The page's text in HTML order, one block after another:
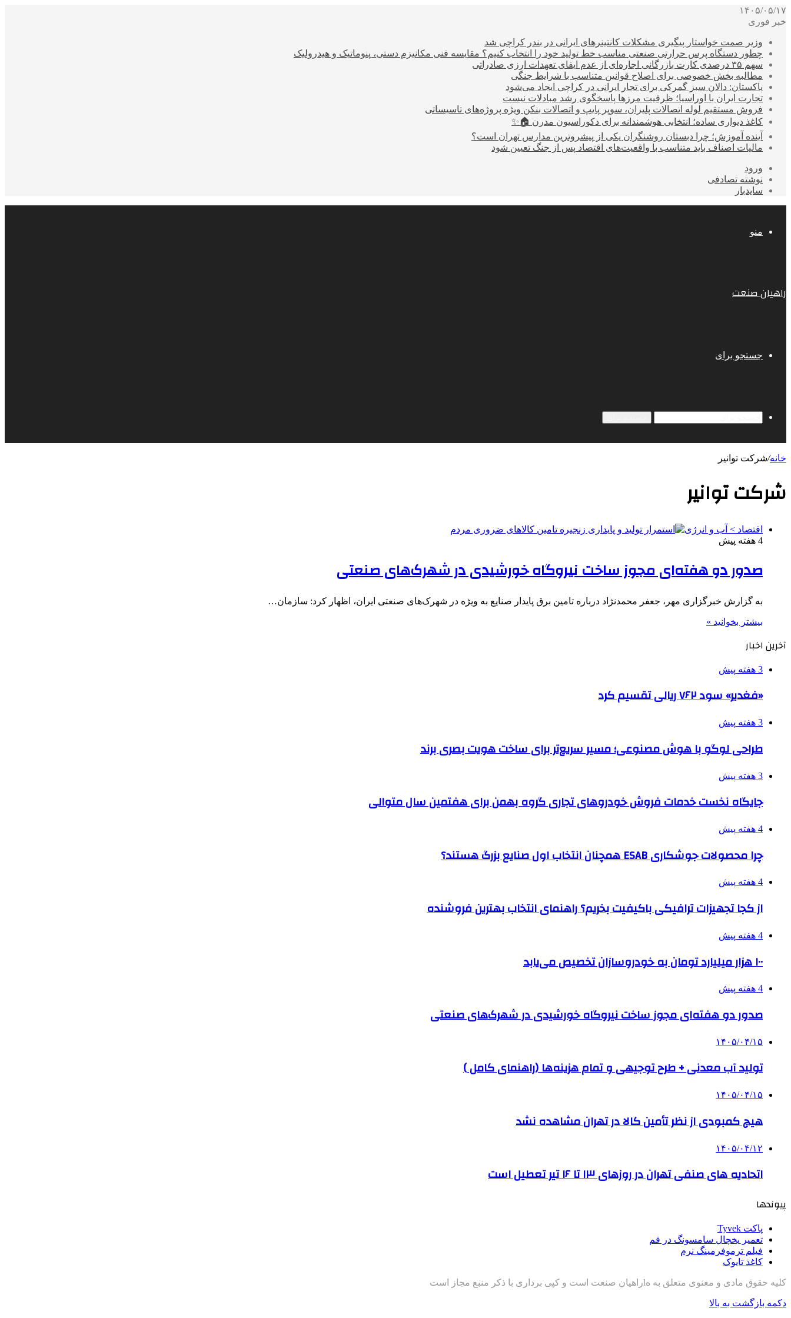
۱۴۰۵/۰۵/۱۷
خبر فوری
وزیر صمت خواستار پیگیری مشکلات کانتینرهای ایرانی در بندر کراچی شد
چطور دستگاه پرس حرارتی صنعتی مناسب خط تولید خود را انتخاب کنیم؟ مقایسه فنی مکانیزم دستی، پنوماتیک و هیدرولیک
سهم ۳۵ درصدی کارت بازرگانی اجاره‌ای از عدم ایفای تعهدات ارزی صادراتی
مطالبه بخش خصوصی برای اصلاح قوانین متناسب با شرایط جنگی
پاکستان: دالان سبز گمرکی برای تجار ایرانی در کراچی ایجاد می‌شود
تجارت ایران با اوراسیا؛ ظرفیت مرزها پاسخگوی رشد مبادلات نیست
فروش مستقیم لوله اتصالات پلیران، سوپر پایپ و اتصالات بنکن ویژه پروژه‌های تاسیساتی
کاغذ دیواری ساده؛ انتخابی هوشمندانه برای دکوراسیون مدرن 🏠✨
آینده آموزش؛ چرا دبستان روشنگران یکی از پیشروترین مدارس تهران است؟
مالیات اصناف باید متناسب با واقعیت‌های اقتصاد پس از جنگ تعیین شود
ورود
نوشته تصادفی
سایدبار
منو
راهیان صنعت
جستجو برای
خانه/شرکت توانیر
شرکت توانیر
اقتصاد > آب و انرژی
4 هفته پیش
صدور دو هفته‌ای مجوز ساخت نیروگاه خورشیدی در شهرک‌های صنعتی
به گزارش خبرگزاری مهر، جعفر محمدنژاد درباره تامین برق پایدار صنایع به ویژه در شهرک‌های صنعتی ایران، اظهار کرد: سازمان…
بیشتر بخوانید »
آخرین اخبار
3 هفته پیش
«فغدیر» سود ۷۶۲ ریالی تقسیم کرد
3 هفته پیش
طراحی لوگو با هوش مصنوعی؛ مسیر سریع‌تر برای ساخت هویت بصری برند
3 هفته پیش
جایگاه نخست خدمات فروش خودروهای تجاری گروه بهمن برای هفتمین سال متوالی
4 هفته پیش
چرا محصولات جوشکاری ESAB همچنان انتخاب اول صنایع بزرگ هستند؟
4 هفته پیش
از کجا تجهیزات ترافیکی باکیفیت بخریم؟ راهنمای انتخاب بهترین فروشنده
4 هفته پیش
۱۰۰ هزار میلیارد تومان به خودروسازان تخصیص می‌یابد
4 هفته پیش
صدور دو هفته‌ای مجوز ساخت نیروگاه خورشیدی در شهرک‌های صنعتی
۱۴۰۵/۰۴/۱۵
تولید آب معدنی + طرح توجیهی و تمام هزینه‌ها (راهنمای کامل )
۱۴۰۵/۰۴/۱۵
هیچ کمبودی از نظر تأمین کالا در تهران مشاهده نشد
۱۴۰۵/۰۴/۱۲
اتحادیه های صنفی تهران در روزهای ۱۳ تا ۱۶ تیر تعطیل است
پیوندها
پاکت Tyvek
تعمیر یخچال سامسونگ در قم
فیلم ترموفرمینگ نرم
کاغذ تایوک
کلیه حقوق مادی و معنوی متعلق به هlراهیان صنعت است و کپی برداری با ذکر منبع مجاز است
دکمه بازگشت به بالا